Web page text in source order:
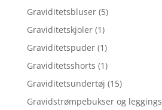
Graviditetsbluser (5)
Graviditetskjoler (1)
Graviditetspuder (1)
Graviditetsshorts (1)
Graviditetsundertøj (15)
Gravidstrømpebukser og leggings